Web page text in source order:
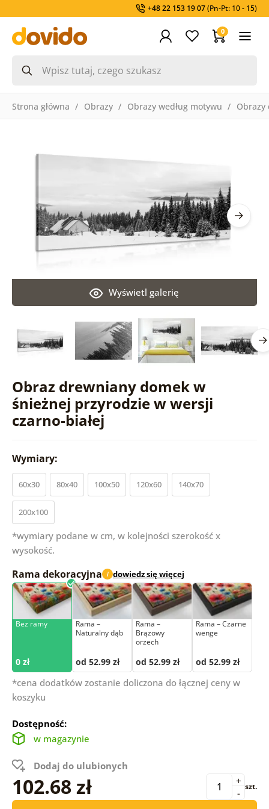
+48 22 153 19 07(Pn-Pt: 10 - 15)
0
Strona główna Obrazy Obrazy według motywu Obrazy
Obraz drewniany domek w
śnieżnej przyrodzie w wersji
czarno-białej
Wyświetl galerię
Wymiary:
60x30 80x40 100x50 120x60 140x70
200x100
*wymiary podane w cm, w kolejności szerokość x
wysokość.
Rama dekoracyjna i dowiedz się więcej
Bez ramy
0 zł
Rama –
Naturalny dąb
od 52.99 zł
Rama –
Brązowy
orzech
od 52.99 zł
Rama – Czarne
wenge
od 52.99 zł
*cena dodatków zostanie doliczona do łącznej ceny w
koszyku
Dostępność:
w magazynie
Dodaj do ulubionych
102.68 zł -
+ szt.